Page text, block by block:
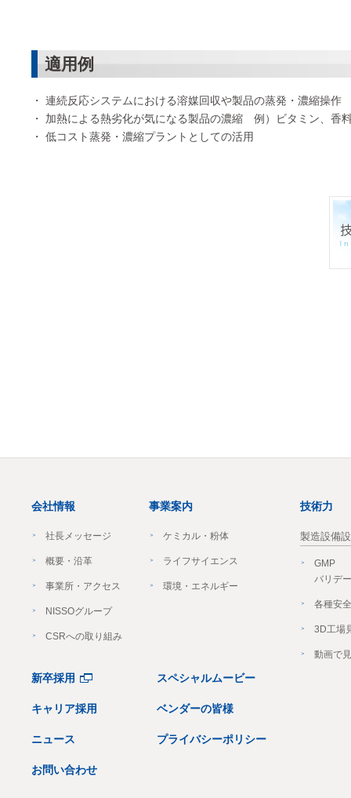
適用例
連続反応システムにおける溶媒回収や製品の蒸発・濃縮操作
加熱による熱劣化が気になる製品の濃縮 例）ビタミン、香
低コスト蒸発・濃縮プラントとしての活用
会社情報
社長メッセージ
概要・沿革
事業所・アクセス
NISSOグループ
CSRへの取り組み
事業案内
ケミカル・粉体
ライフサイエンス
環境・エネルギー
新卒採用
キャリア採用
ニュース
お問い合わせ
スペシャルムービー
ベンダーの皆様
プライバシーポリシー
技術力
製造設備
GMP
バリデ
各種安
3D工場
動画で